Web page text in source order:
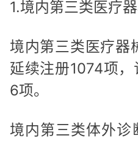
1.境内第三类医疗
境内第三类医疗器
延续注册1074项
6项。
境内第三类体外诊